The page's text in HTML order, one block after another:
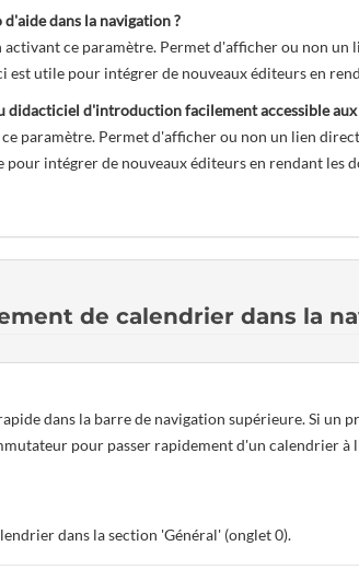
dans la navigation ?
activant ce paramètre. Permet d'afficher ou non
est utile pour intégrer de nouveaux éditeurs en
didacticiel d'introduction facilement accessible aux
paramètre. Permet d'afficher ou non un lien
intégrer de nouveaux éditeurs en rendant les
de calendrier dans la
dans la barre de navigation supérieure. Si un
pour passer rapidement d'un calendrier à
dans la section 'Général' (onglet 0).